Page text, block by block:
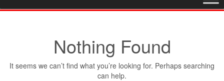
Nothing Found
It seems we can’t find what you’re looking for. Perhaps searching
can help.